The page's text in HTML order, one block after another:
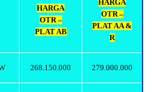
HARGA
OTR –
PLAT AB
HARGA
OTR –
PLAT AA &
R
268.150.000 279.000.000